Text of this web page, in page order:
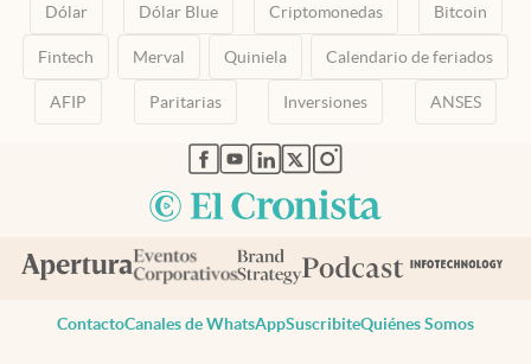
Dólar Dólar Blue Criptomonedas Bitcoin
Fintech Merval Quiniela Calendario de feriados
AFIP Paritarias Inversiones ANSES
abre en nueva pestaña
abre en nueva pestaña
abre en nueva pestaña
abre en nueva pestaña
abre en nueva pestaña
ContactoCanales de WhatsAppSuscribiteQuiénes Somos